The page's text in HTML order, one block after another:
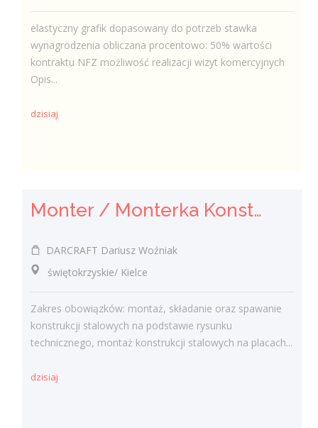
elastyczny grafik dopasowany do potrzeb stawka
wynagrodzenia obliczana procentowo: 50% wartości
kontraktu NFZ możliwość realizacji wizyt komercyjnych
Opis...
dzisiaj
Monter / Monterka Konstrukcji Stalowych
DARCRAFT Dariusz Woźniak
świętokrzyskie/ Kielce
Zakres obowiązków: montaż, składanie oraz spawanie
konstrukcji stalowych na podstawie rysunku
technicznego, montaż konstrukcji stalowych na placach...
dzisiaj